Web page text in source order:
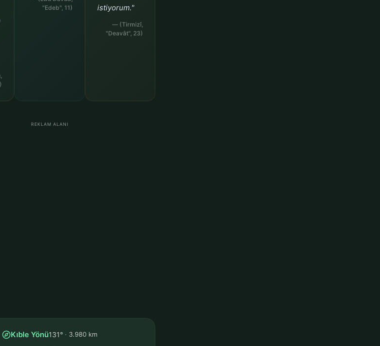
"Edeb", 11)
istiyorum."
— (Tirmizî,
"Deavât", 23)
REKLAM ALANI
Kıble Yönü131° 3.980 km